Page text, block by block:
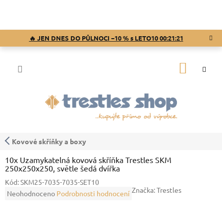
🔥 JEN DNES DO PŮLNOCI −10 % s LETO1000:21:21
Kovové skříňky a boxy
10x Uzamykatelná kovová skříňka Trestles SKM
250x250x250, světle šedá dvířka
Kód:SKM25-7035-7035-SET10
Průměrné
Neohodnoceno Podrobnosti hodnocení Značka:Trestles